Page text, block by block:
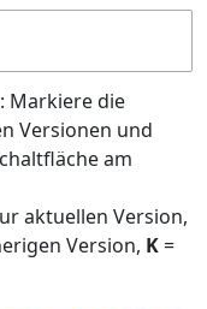
Markiere die
Versionen und
am
aktuellen Version,
Version, K=